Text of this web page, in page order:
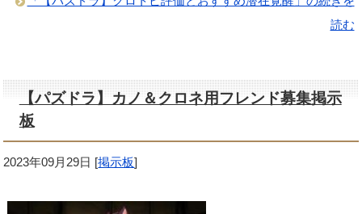
読む
【パズドラ】カノ＆クロネ用フレンド募集掲示
板
2023年09月29日 [掲示板]